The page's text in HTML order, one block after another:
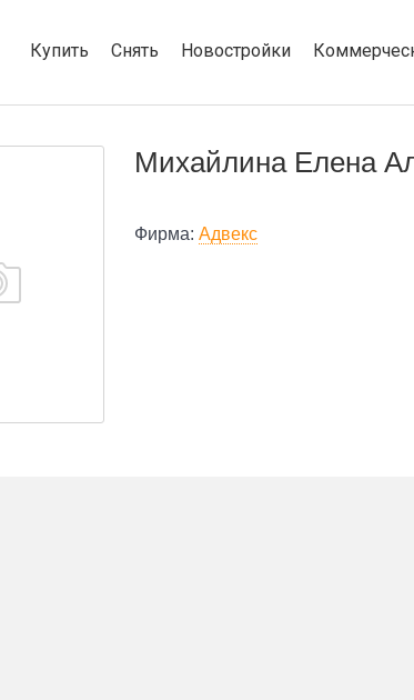
Купить Снять Новостройки
Михайлина Елена
Фирма: Адвекс